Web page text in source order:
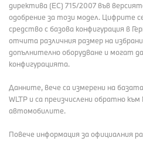
директива (EC) 715/2007 във
одобрение за този модел. Цифрите
средство с базова конфигурация в
отчита различния размер на
допълнително оборудване и могат
конфигурацията.
Данните, вече са измерени на
WLTP и са преизчислени обратно
автомобилите.
Повече информация за официалния